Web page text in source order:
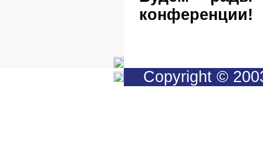
конференции!
Copyright ©